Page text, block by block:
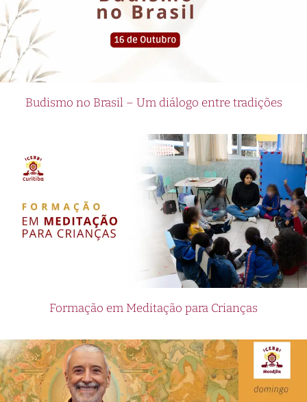
Budismo no Brasil – Um diálogo entre tradições
Formação em Meditação para Crianças